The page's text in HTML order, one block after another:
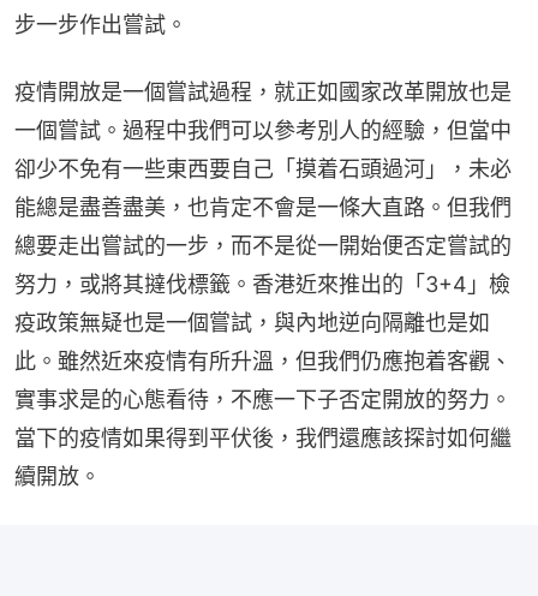
步一步作出嘗試。
疫情開放是一個嘗試過程，就正如國家改革開放也是
一個嘗試。過程中我們可以參考別人的經驗，但當中
卻少不免有一些東西要自己「摸着石頭過河」，未必
能總是盡善盡美，也肯定不會是一條大直路。但我們
總要走出嘗試的一步，而不是從一開始便否定嘗試的
努力，或將其撻伐標籤。香港近來推出的「3+4」檢
疫政策無疑也是一個嘗試，與內地逆向隔離也是如
此。雖然近來疫情有所升溫，但我們仍應抱着客觀、
實事求是的心態看待，不應一下子否定開放的努力。
當下的疫情如果得到平伏後，我們還應該探討如何繼
續開放。